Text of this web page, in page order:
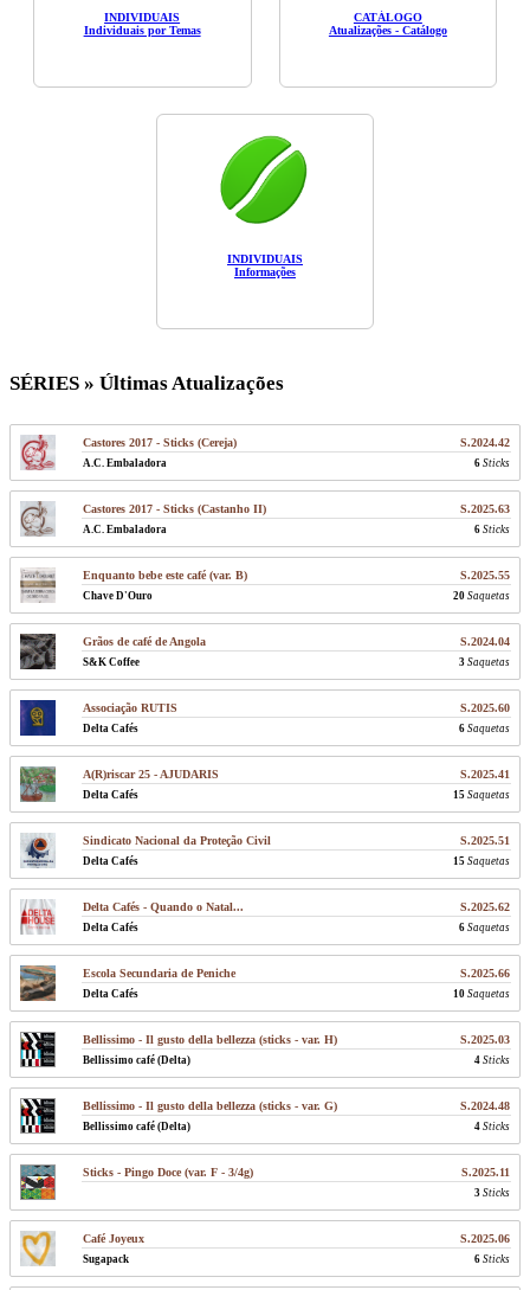
INDIVIDUAIS
Individuais por Temas
CATÁLOGO
Atualizações - Catálogo
INDIVIDUAIS
Informações
SÉRIES » Últimas Atualizações
Castores 2017 - Sticks (Cereja) S.2024.42
A.C. Embaladora 6 Sticks
Castores 2017 - Sticks (Castanho II) S.2025.63
A.C. Embaladora 6 Sticks
Enquanto bebe este café (var. B) S.2025.55
Chave D'Ouro 20 Saquetas
Grãos de café de Angola S.2024.04
S&K Coffee 3 Saquetas
Associação RUTIS S.2025.60
Delta Cafés 6 Saquetas
A(R)riscar 25 - AJUDARIS S.2025.41
Delta Cafés 15 Saquetas
Sindicato Nacional da Proteção Civil S.2025.51
Delta Cafés 15 Saquetas
Delta Cafés - Quando o Natal... S.2025.62
Delta Cafés 6 Saquetas
Escola Secundaria de Peniche S.2025.66
Delta Cafés 10 Saquetas
Bellissimo - Il gusto della bellezza (sticks - var. H) S.2025.03
Bellissimo café (Delta) 4 Sticks
Bellissimo - Il gusto della bellezza (sticks - var. G) S.2024.48
Bellissimo café (Delta) 4 Sticks
Sticks - Pingo Doce (var. F - 3/4g) S.2025.11
3 Sticks
Café Joyeux S.2025.06
Sugapack 6 Sticks